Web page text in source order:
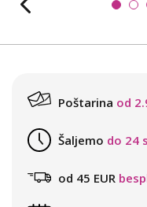
Poštarina od
Šaljemo do 24
od 45 EUR